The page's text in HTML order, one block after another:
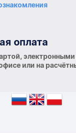
оплата
или на